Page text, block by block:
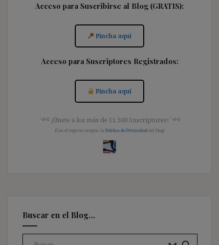
Acceso para Suscribirse al Blog (GRATIS):
Pincha aquí
Acceso para Suscriptores Registrados:
Pincha aquí
༺ ¡Únete a los más de 11.500 Suscriptores! ༺
[Con el registro aceptas la Política de Privacidad del blog]
Buscar en el Blog…